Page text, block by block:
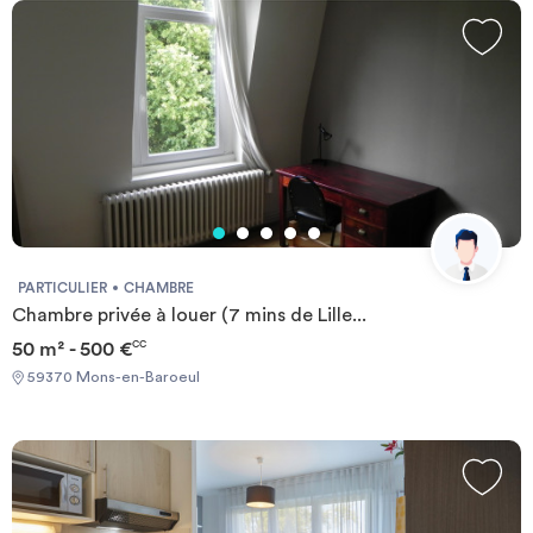
électrique, four micro-ondes, réfrigérateur, salle d’eau avec
douche et WC d’une pièce à vivre avec lit gigogne, table, chaises,
bureau et étagère murale prise TV et téléphone
PARTICULIER CHAMBRE
Chambre privée à louer (7 mins de Lille...
50 m² - 500 €CC
59370 Mons-en-Baroeul